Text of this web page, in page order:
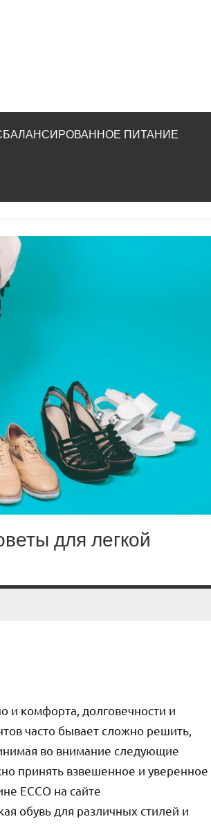
ПИТАНИЕ
для легкой
и комфорта, долговечности и
часто бывает сложно решить,
во внимание следующие
принять взвешенное и уверенное
ECCO на сайте
обувь для различных стилей и